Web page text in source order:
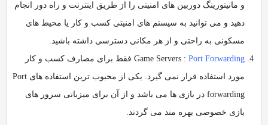
و مانیتورینگ دوربین های امنیتی را از طریق اینترنت و راه دور انجام
دهید و می توانید به سیستم های امنیتی کسب و کار یا محیط های
مسکونی به راحتی و از هر مکانی دسترسی داشته باشید.
Game Servers :Port Forwarding
فقط برای مصارف کسب و کار
مورد استفاده قرار نمی گیرد. یکی از محبوب ترین استفاده های Port
forwarding در بازی ها می باشد و از آن برای میزبانی سرور های
بازی خصوصی بهره مند می گردند.